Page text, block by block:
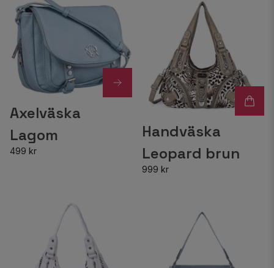
Axelväska
Lagom
499 kr
Handväska
Leopard brun
999 kr